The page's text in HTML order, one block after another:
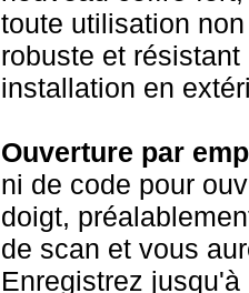
toute utilisation
robuste et
installation en
Ouverture par
ni de code pour
doigt,
de scan et vous
Enregistrez